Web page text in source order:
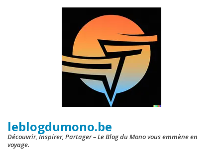
leblogdumono.be
Découvrir, Inspirer, Partager – Le Blog du Mono vous emmène en
voyage.